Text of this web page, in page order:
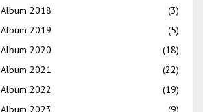
Album 2018
(3)
Album 2019
(5)
Album 2020
(18)
Album 2021
(22)
Album 2022
(19)
Album 2023
(9)